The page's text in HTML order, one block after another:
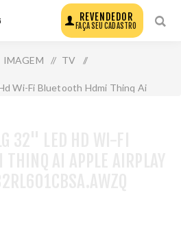
REVENDEDOR
FAÇA SEU CADASTRO
IMAGEM / TV /
Wi-Fi Bluetooth Hdmi Thinq Ai